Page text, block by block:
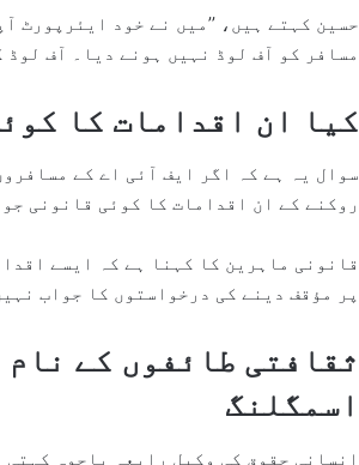
حسین کہتے ہیں، ’’میں نے خود ایئرپورٹ
مسافر کو آف لوڈ نہیں ہونے دیا۔ آف لوڈ
کیا ان اقدامات کا
سوال یہ ہے کہ اگر ایف آئی اے کے
روکنے کے ان اقدامات کا کوئی قانونی
قانونی ماہرین کا کہنا ہے کہ ایسے
پر مؤقف دینے کی درخواستوں کا جواب
ثقافتی طائفوں کے
اسمگلنگ
انسانی حقوق کی وکیل رابعہ باجوہ